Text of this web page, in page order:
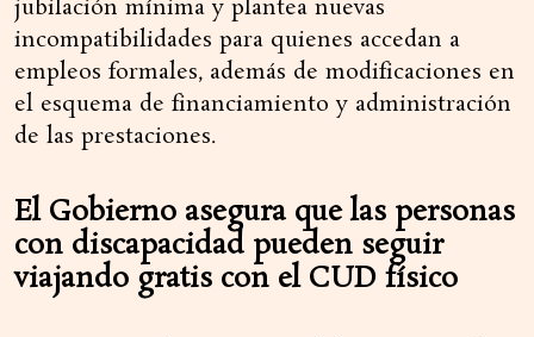
jubilación mínima y plantea nuevas
incompatibilidades para quienes accedan a
empleos formales, además de modificaciones en
el esquema de financiamiento y administración
de las prestaciones.
El Gobierno asegura que las personas
con discapacidad pueden seguir
viajando gratis con el CUD físico